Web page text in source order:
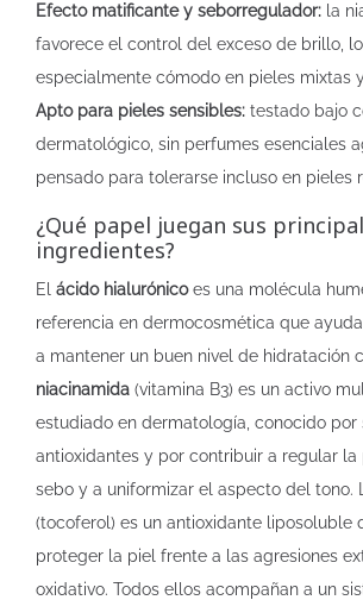
Efecto matificante y seborregulador: la
favorece el control del exceso de brillo,
especialmente cómodo en pieles mixtas
Apto para pieles sensibles: testado bajo
dermatológico, sin perfumes esenciales
pensado para tolerarse incluso en pieles
¿Qué papel juegan sus
ingredientes?
El ácido hialurónicoes una molécula
referencia en dermocosmética que
a mantener un buen nivel de hidratación
niacinamida (vitamina B3) es un activo
estudiado en dermatología, conocido por
antioxidantes y por contribuir a regular
sebo y a uniformizar el aspecto del tono.
(tocoferol) es un antioxidante liposoluble
proteger la piel frente a las agresiones
oxidativo. Todos ellos acompañan a un